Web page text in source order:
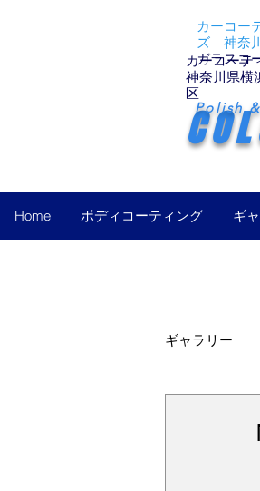
カーコ
ズ 神奈
ガラスコ
カーコー
神奈川県
区
Polish
Home ボディコーティング ギ
ギャラリー